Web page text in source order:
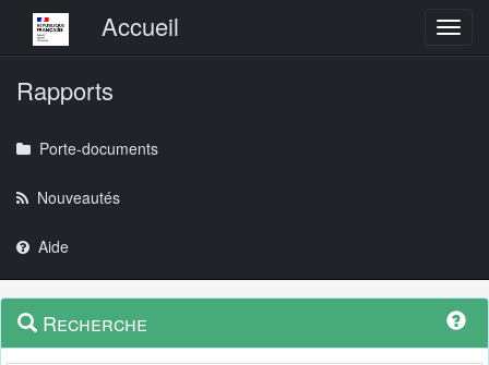
Menu principalAccueil
Rapports
Porte-documents
Nouveautés
Aide
Navigation
outils
Menu
contextuel
Recherche